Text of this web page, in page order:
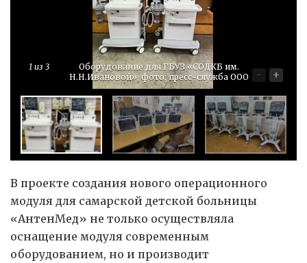
1 из 3
Оборудование для ГБУЗ «СОДКБ им.
Н.Н.Ивановой», фото: пресс-служба ООО
- +
В проекте создания нового операционного
модуля для самарской детской больницы
«АнтенМед» не только осуществляла
оснащение модуля современным
оборудованием, но и производит